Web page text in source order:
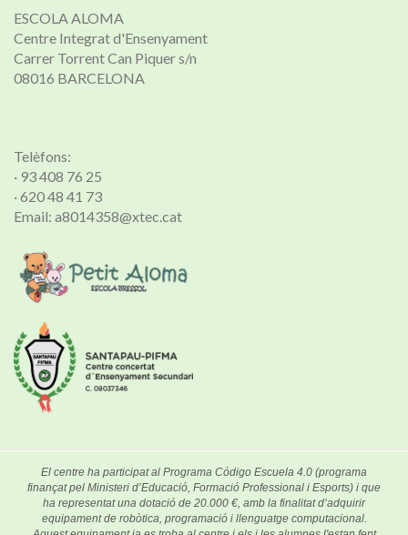
ESCOLA ALOMA
Centre Integrat d'Ensenyament
Carrer Torrent Can Piquer s/n
08016 BARCELONA
Telèfons:
· 93 408 76 25
· 620 48 41 73
Email: a8014358@xtec.cat
El centre ha participat al Programa Código Escuela 4.0 (programa
finançat pel Ministeri d’Educació, Formació Professional i Esports) i que
ha representat una dotació de 20.000 €, amb la finalitat d’adquirir
equipament de robòtica, programació i llenguatge computacional.